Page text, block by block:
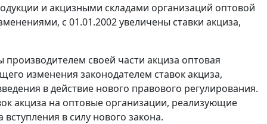
и акцизными складами организаций оптовой
с 01.01.2002 увеличены ставки акциза,
своей части акциза оптовая
изменения законодателем ставок акциза,
в действие нового правового регулирования.
акциза на оптовые организации, реализующие
в силу нового закона.